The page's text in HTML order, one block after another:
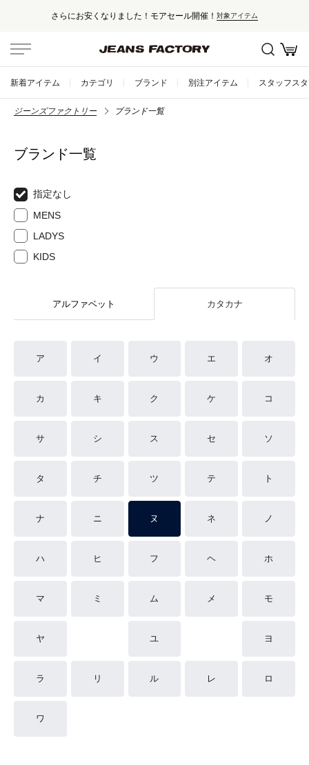
さらにお安くなりました！モアセール開催！ 対象アイテム
新着アイテム カテゴリ ブランド 別注アイテム スタッフス
ジーンズファクトリー ブランド一覧
ブランド一覧
指定なし
MENS
LADYS
KIDS
アルファベット カタカナ
ア イ ウ エ オ
カ キ ク ケ コ
サ シ ス セ ソ
タ チ ツ テ ト
ナ ニ ヌ ネ ノ
ハ ヒ フ ヘ ホ
マ ミ ム メ モ
ヤ ユ ヨ
ラ リ ル レ ロ
ワ